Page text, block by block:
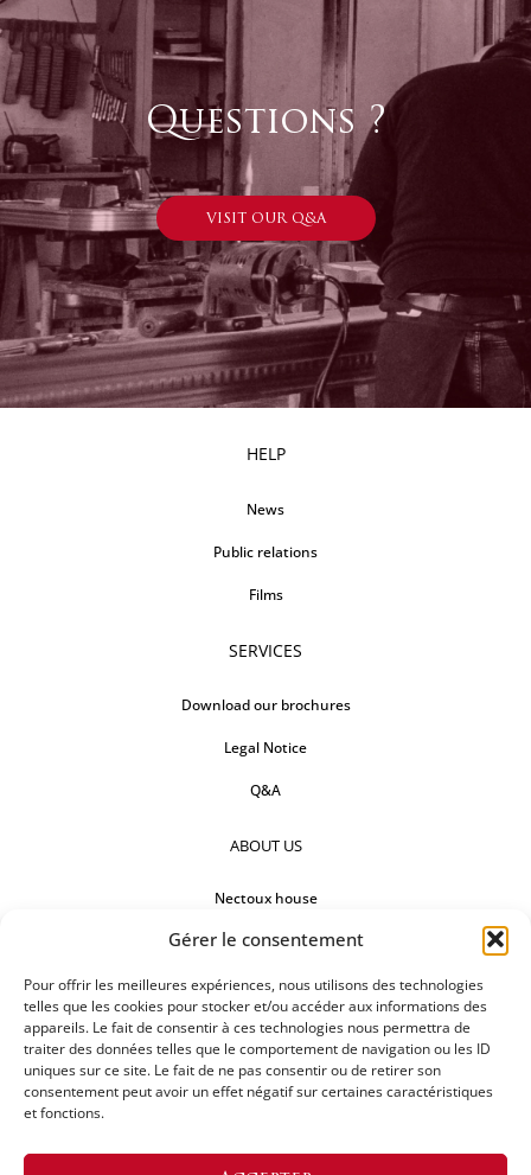
Gérer le consentement
Pour offrir les meilleures expériences, nous utilisons des technologies
telles que les cookies pour stocker et/ou accéder aux informations des
appareils. Le fait de consentir à ces technologies nous permettra de
traiter des données telles que le comportement de navigation ou les ID
uniques sur ce site. Le fait de ne pas consentir ou de retirer son
consentement peut avoir un effet négatif sur certaines caractéristiques
et fonctions.
Questions ?
VISIT OUR Q&A
HELP
News
Public relations
Films
SERVICES
Download our brochures
Legal Notice
Q&A
ABOUT US
Nectoux house
Countertops
Our references
FOLLOW US
REQUEST FOR A QUOTATION